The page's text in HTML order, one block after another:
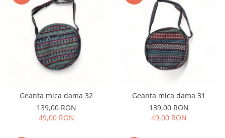
Geanta mica dama 32
139,00 RON
49,00 RON
Geanta mica dama 31
139,00 RON
49,00 RON